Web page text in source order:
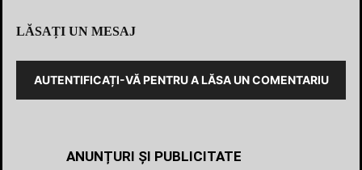
LĂSAȚI UN MESAJ
AUTENTIFICAȚI-VĂ PENTRU A LĂSA UN COMENTARIU
ANUNȚURI ȘI PUBLICITATE